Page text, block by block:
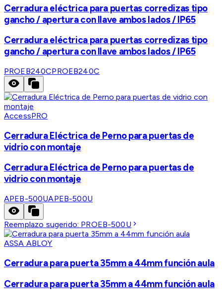
Cerradura eléctrica para puertas corredizas tipo
gancho / apertura con llave ambos lados / IP65
Cerradura eléctrica para puertas corredizas tipo
gancho / apertura con llave ambos lados / IP65
PROEB240CPROEB240C
AccessPRO
Cerradura Eléctrica de Perno para puertas de
vidrio con montaje
Cerradura Eléctrica de Perno para puertas de
vidrio con montaje
APEB-500UAPEB-500U
Reemplazo sugerido: PROEB-500U
ASSA ABLOY
Cerradura para puerta 35mm a 44mm función aula
Cerradura para puerta 35mm a 44mm función aula